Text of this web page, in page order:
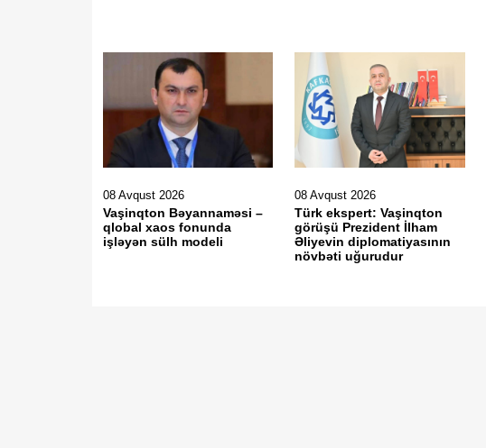
08 Avqust 2026
Vaşinqton Bəyannaməsi –
qlobal xaos fonunda
işləyən sülh modeli
08 Avqust 2026
Türk ekspert: Vaşinqton
görüşü Prezident İlham
Əliyevin diplomatiyasının
növbəti uğurudur